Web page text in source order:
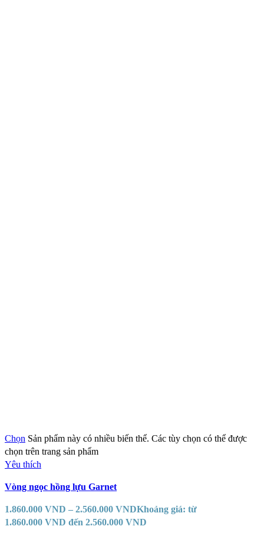
Chọn Sản phẩm này có nhiều biến thể. Các tùy chọn có thể được
chọn trên trang sản phẩm
Yêu thích
Vòng ngọc hồng lựu Garnet
1.860.000 VND – 2.560.000 VNDKhoảng giá: từ
1.860.000 VND đến 2.560.000 VND